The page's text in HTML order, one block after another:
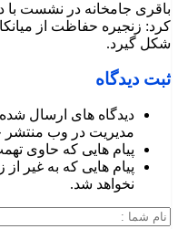
باقری جامخانه در نشست با
کرد: زنجیره حفاظت از
شکل گیرد.
ثبت دیدگاه
دیدگاه های ارسال
مدیریت در وب منتشر
پیام هایی که حاوی
پیام هایی که به غیر
نخواهد شد.